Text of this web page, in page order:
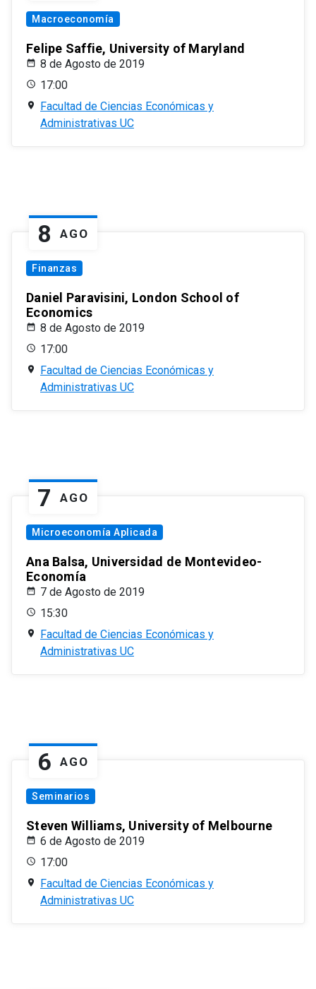
Macroeconomía
Felipe Saffie, University of Maryland
8 de Agosto de 2019
17:00
Facultad de Ciencias Económicas y
Administrativas UC
8 AGO
Finanzas
Daniel Paravisini, London School of
Economics
8 de Agosto de 2019
17:00
Facultad de Ciencias Económicas y
Administrativas UC
7 AGO
Microeconomía Aplicada
Ana Balsa, Universidad de Montevideo-
Economía
7 de Agosto de 2019
15:30
Facultad de Ciencias Económicas y
Administrativas UC
6 AGO
Seminarios
Steven Williams, University of Melbourne
6 de Agosto de 2019
17:00
Facultad de Ciencias Económicas y
Administrativas UC